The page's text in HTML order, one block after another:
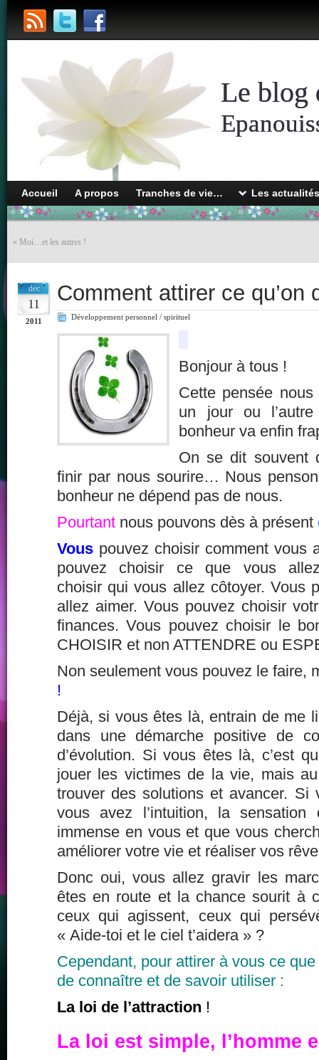
Le blog
Accueil A propos Tranches de vie… Les
« Moi…et les autres !
déc
11
2011
Comment attirer ce qu’on
Développement personnel / spirituel
Bonjour à tous !
Cette pensée nous
un jour ou
bonheur va enfin
On se dit souvent
finir par nous sourire… Nous
bonheur ne dépend pas de nous.
Pourtant nous pouvons dès à présent
Vous pouvez choisir comment vous
pouvez choisir ce que vous
choisir qui vous allez côtoyer. Vous
allez aimer. Vous pouvez choisir
finances. Vous pouvez choisir le
CHOISIR et non ATTENDRE ou
Non seulement vous pouvez le faire,
!
Déjà, si vous êtes là, entrain de me
dans une démarche positive de
d’évolution. Si vous êtes là, c’est
jouer les victimes de la vie, mais
trouver des solutions et avancer. Si
vous avez l’intuition, la
immense en vous et que vous
améliorer votre vie et réaliser vos
Donc oui, vous allez gravir les
êtes en route et la chance sourit à
ceux qui agissent, ceux qui
« Aide-toi et le ciel t’aidera » ?
Cependant, pour attirer à vous ce
de connaître et de savoir utiliser :
La loi de l’attraction !
La loi est simple, l’homme